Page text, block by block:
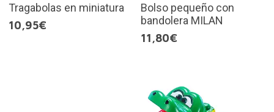
Tragabolas en miniatura
10,95€
Bolso pequeño con
bandolera MILAN
11,80€